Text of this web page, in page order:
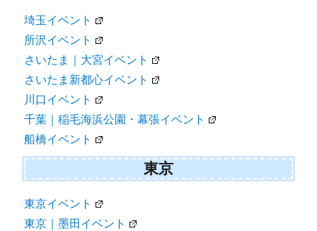
埼玉イベント
所沢イベント
さいたま｜大宮イベント
さいたま新都心イベント
川口イベント
千葉｜稲毛海浜公園・幕張イベント
船橋イベント
東京
東京イベント
東京｜墨田イベント